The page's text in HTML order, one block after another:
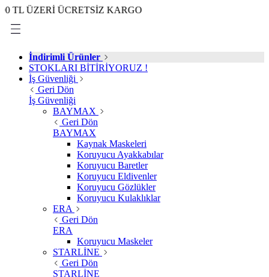
ÜCRETSİZ KARGO
İndirimli Ürünler
STOKLARI BİTİRİYORUZ !
İş Güvenliği
Geri Dön
İş Güvenliği
BAYMAX
Geri Dön
BAYMAX
Kaynak Maskeleri
Koruyucu Ayakkabılar
Koruyucu Baretler
Koruyucu Eldivenler
Koruyucu Gözlükler
Koruyucu Kulaklıklar
ERA
Geri Dön
ERA
Koruyucu Maskeler
STARLİNE
Geri Dön
STARLİNE